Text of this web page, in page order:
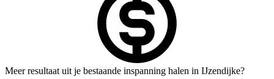
Meer resultaat uit je bestaande inspanning halen in IJzendijke?